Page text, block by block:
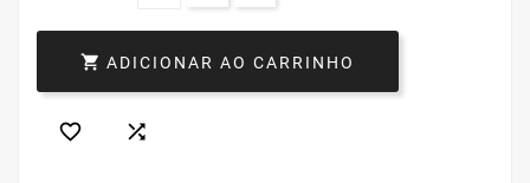
 ADICIONAR AO CARRINHO
 